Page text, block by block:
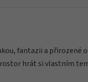
fantazii a přirozené
hrát si vlastním